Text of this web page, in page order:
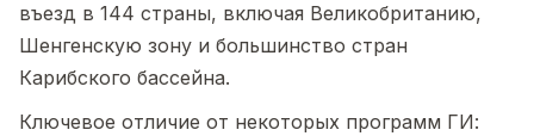
въезд в 144 страны, включая Великобританию,
Шенгенскую зону и большинство стран
Карибского бассейна.
Ключевое отличие от некоторых программ ГИ: